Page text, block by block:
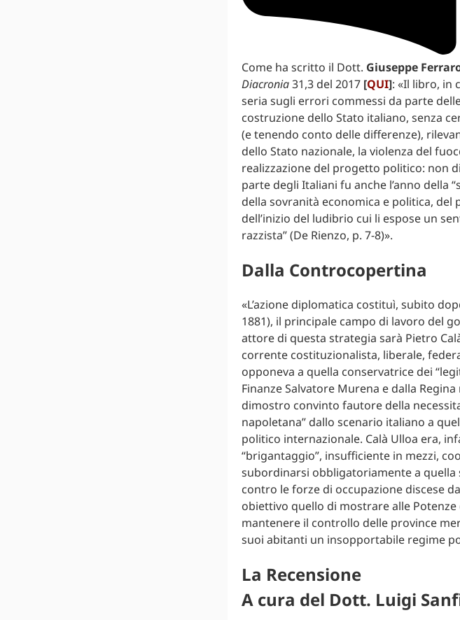
Come ha scritto il Dott. Giuseppe
Diacronia31,3 del 2017 [QUI]: «Il libro, in
seria sugli errori commessi da parte
costruzione dello Stato italiano, senza
(e tenendo conto delle differenze),
dello Stato nazionale, la violenza del
realizzazione del progetto politico: non
parte degli Italiani fu anche l’anno della
della sovranità economica e politica,
dell’inizio del ludibrio cui li espose un
razzista” (De Rienzo, p. 7-8)».
Dalla Controcopertina
«L’azione diplomatica costituì, subito
1881), il principale campo di lavoro del
attore di questa strategia sarà Pietro
corrente costituzionalista, liberale,
opponeva a quella conservatrice dei
Finanze Salvatore Murena e dalla
dimostro convinto fautore della
napoletana” dallo scenario italiano a
politico internazionale. Calà Ulloa era,
“brigantaggio”, insufficiente in mezzi,
subordinarsi obbligatoriamente a
contro le forze di occupazione discese
obiettivo quello di mostrare alle
mantenere il controllo delle province
suoi abitanti un insopportabile regime
La Recensione
A cura del Dott. Luigi